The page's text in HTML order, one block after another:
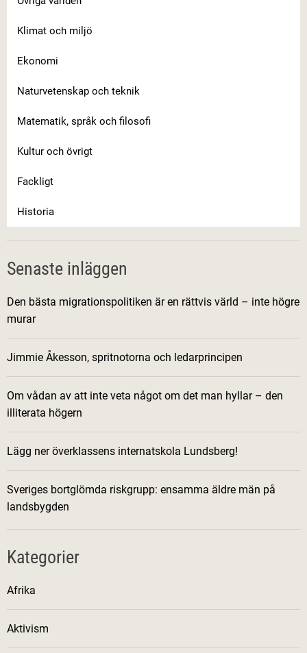
Klimat och miljö
Ekonomi
Naturvetenskap och teknik
Matematik, språk och filosofi
Kultur och övrigt
Fackligt
Historia
Senaste inläggen
Den bästa migrationspolitiken är en rättvis värld – inte högre
murar
Jimmie Åkesson, spritnotorna och ledarprincipen
Om vådan av att inte veta något om det man hyllar – den
illiterata högern
Lägg ner överklassens internatskola Lundsberg!
Sveriges bortglömda riskgrupp: ensamma äldre män på
landsbygden
Kategorier
Afrika
Aktivism